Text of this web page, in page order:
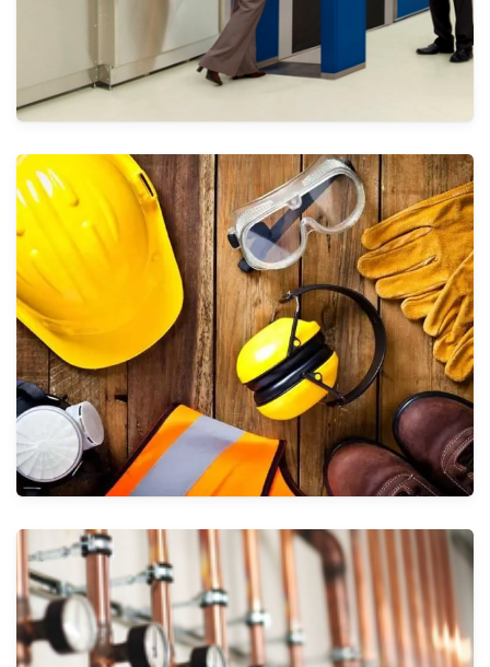
أنظمة الأمن
الأنظمة